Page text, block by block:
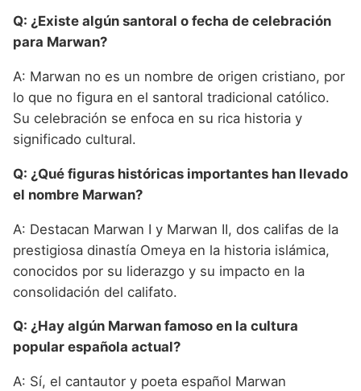
Q: ¿Existe algún santoral o fecha de celebración
para Marwan?
A: Marwan no es un nombre de origen cristiano, por
lo que no figura en el santoral tradicional católico.
Su celebración se enfoca en su rica historia y
significado cultural.
Q: ¿Qué figuras históricas importantes han llevado
el nombre Marwan?
A: Destacan Marwan I y Marwan II, dos califas de la
prestigiosa dinastía Omeya en la historia islámica,
conocidos por su liderazgo y su impacto en la
consolidación del califato.
Q: ¿Hay algún Marwan famoso en la cultura
popular española actual?
A: Sí, el cantautor y poeta español Marwan